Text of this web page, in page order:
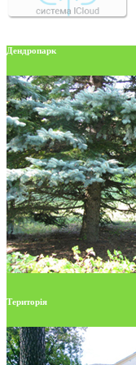
Дендропарк
Територія